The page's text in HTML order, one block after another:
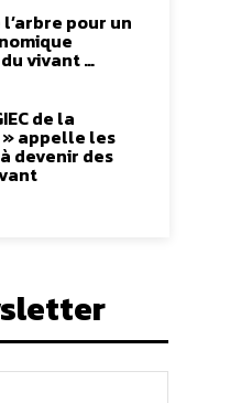
l’arbre pour un
vivant …
de la
appelle les
devenir des